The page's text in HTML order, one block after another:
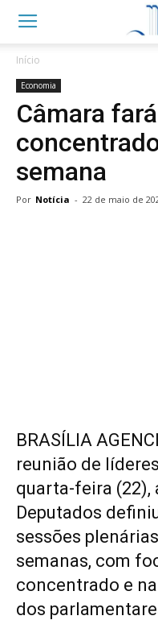
Início
Economia
Câmara
semana
Por Notícia - 22 de maio de
BRASÍLIA
reunião de
quarta-feira (22),
Deputados
sessões
semanas, com
concentrado e
dos